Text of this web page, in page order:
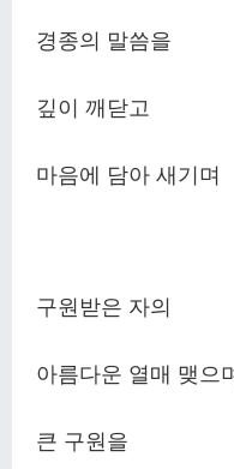
경종의 말씀을
깊이 깨닫고
마음에 담아 새기며
구원받은 자의
아름다운 열매 맺으
큰 구원을